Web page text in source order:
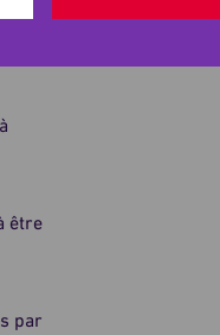
être
par